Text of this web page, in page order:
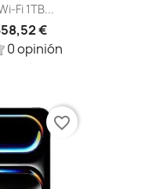
1TB...
€
0 opinión
favorite_border